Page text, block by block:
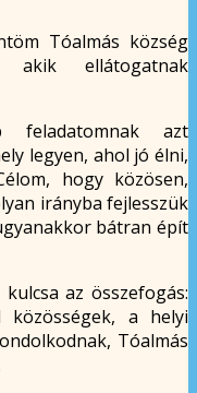
Tóalmás község
akik ellátogatnak
feladatomnak azt
legyen, ahol jó élni,
hogy közösen,
irányba fejlesszük
bátran épít
az összefogás:
a helyi
Tóalmás